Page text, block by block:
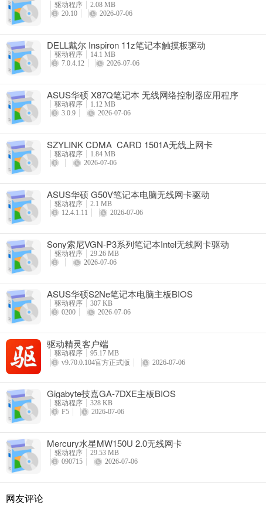
驱动程序
2.08 MB
20.10
2026-07-06
DELL戴尔 Inspiron 11z笔记本触摸板驱动
驱动程序
14.1 MB
7.0.4.12
2026-07-06
ASUS华硕 X87Q笔记本 无线网络控制器应用程序
驱动程序
1.12 MB
3.0.9
2026-07-06
SZYLINK CDMA_CARD 1501A无线上网卡
驱动程序
1.84 MB
2026-07-06
ASUS华硕 G50V笔记本电脑无线网卡驱动
驱动程序
2.1 MB
12.4.1.11
2026-07-06
Sony索尼VGN-P3系列笔记本Intel无线网卡驱动
驱动程序
29.26 MB
2026-07-06
ASUS华硕S2Ne笔记本电脑主板BIOS
驱动程序
307 KB
0200
2026-07-06
驱动精灵客户端
驱动程序
95.17 MB
v9.70.0.104官方正式版
2026-07-06
Gigabyte技嘉GA-7DXE主板BIOS
驱动程序
328 KB
F5
2026-07-06
Mercury水星MW150U 2.0无线网卡
驱动程序
29.53 MB
090715
2026-07-06
网友评论